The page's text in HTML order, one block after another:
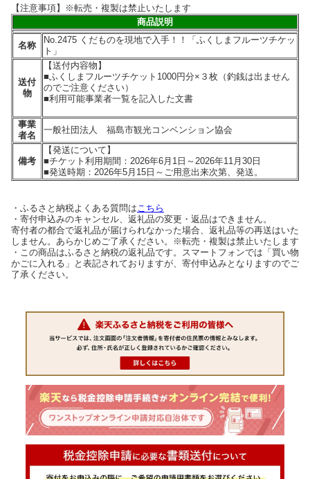
【注意事項】※転売・複製は禁止いたします
商品説明
名称
No.2475 くだものを現地で入手！！「ふくしまフルーツチケッ
ト」
送付
物
【送付内容物】
■ふくしまフルーツチケット1000円分×３枚（釣銭は出ません
のでご注意ください）
■利用可能事業者一覧を記入した文書
事業
者名
一般社団法人 福島市観光コンベンション協会
備考
【発送について】
■チケット利用期間：2026年6月1日～2026年11月30日
■発送時期：2026年5月15日～ご用意出来次第、発送。
・ふるさと納税よくある質問は こちら
・寄付申込みのキャンセル、返礼品の変更・返品はできません。
寄付者の都合で返礼品が届けられなかった場合、返礼品等の再送はいた
しません。あらかじめご了承ください。※転売・複製は禁止いたします
・この商品はふるさと納税の返礼品です。スマートフォンでは「買い物
かごに入れる」と表記されておりますが、寄付申込みとなりますのでご
了承ください。